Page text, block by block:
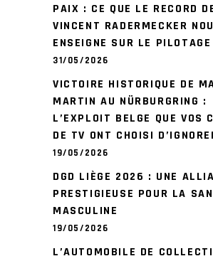
PAIX : CE QUE LE RECORD
VINCENT RADERMECKER
ENSEIGNE SUR LE PILOTAGE
31/05/2026
VICTOIRE HISTORIQUE DE
MARTIN AU NÜRBURGRING :
L’EXPLOIT BELGE QUE VOS
DE TV ONT CHOISI
19/05/2026
DGD LIÈGE 2026 : UNE
PRESTIGIEUSE POUR LA
MASCULINE
19/05/2026
L’AUTOMOBILE DE